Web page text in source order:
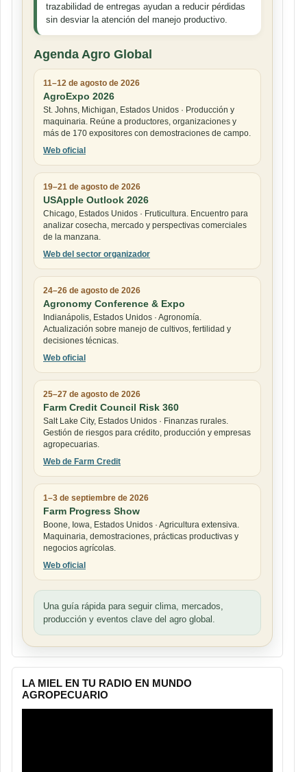
trazabilidad de entregas ayudan a reducir pérdidas
sin desviar la atención del manejo productivo.
Agenda Agro Global
11–12 de agosto de 2026
AgroExpo 2026
St. Johns, Michigan, Estados Unidos · Producción y
maquinaria. Reúne a productores, organizaciones y
más de 170 expositores con demostraciones de campo.
Web oficial
19–21 de agosto de 2026
USApple Outlook 2026
Chicago, Estados Unidos · Fruticultura. Encuentro para
analizar cosecha, mercado y perspectivas comerciales
de la manzana.
Web del sector organizador
24–26 de agosto de 2026
Agronomy Conference & Expo
Indianápolis, Estados Unidos · Agronomía.
Actualización sobre manejo de cultivos, fertilidad y
decisiones técnicas.
Web oficial
25–27 de agosto de 2026
Farm Credit Council Risk 360
Salt Lake City, Estados Unidos · Finanzas rurales.
Gestión de riesgos para crédito, producción y empresas
agropecuarias.
Web de Farm Credit
1–3 de septiembre de 2026
Farm Progress Show
Boone, Iowa, Estados Unidos · Agricultura extensiva.
Maquinaria, demostraciones, prácticas productivas y
negocios agrícolas.
Web oficial
Una guía rápida para seguir clima, mercados,
producción y eventos clave del agro global.
LA MIEL EN TU RADIO EN MUNDO
AGROPECUARIO